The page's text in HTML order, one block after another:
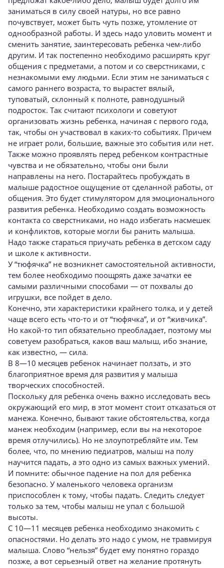
заниматься в силу своей натуры, но все равно
почувствует, может быть чуть позже, утомление от
однообразной работы. И здесь надо уловить момент и
сменить занятие, заинтересовать ребенка чем-либо
другим. И так постепенно необходимо расширять круг
общения с предметами, а потом и со сверстниками, с
незнакомыми ему людьми. Если этим не заниматься с
самого раннего возраста, то вырастет вялый,
туповатый, склонный к полноте, равнодушный
подросток. Так считают психологи и советуют
организовать жизнь ребенка, начиная с первого года,
так, чтобы он участвовал в каких-то событиях. Причем
не играет роли, большие, важные это события или нет.
Также можно проявлять перед ребенком контрастные
чувства и не обязательно, чтобы они были
направлены на него. Постарайтесь пробуждать в
малыше радостное ощущение от сделанной работы, от
общения. Это будет стимулятором для эмоционального
развития ребенка. Необходимо создать возможность
контакта со сверстниками, но надо избегать насмешек
и конфликтов, которые могли бы ранить малыша.
Надо также стараться приучать ребенка в детском саду
и школе к активности.
У “тюфячка” не возникнет самостоятельной активности,
тем более необходимо поощрять даже зачатки ее
самыми различными способами — от похвалы до
игрушки, все пойдет в дело.
Конечно, эти характеристики крайнего толка, и у детей
чаще всего есть что-то и от “тюфячка”, и от “живчика”.
Но какой-то тип обязательно преобладает, поэтому мы
советуем разобраться, каков ваш малыш, ибо знание,
как известно, — сила.
В 8—10 месяцев ребенок начинает ползать, и это
благоприятное время для развития у малыша
творческих способностей.
Поскольку для ребенка очень важно исследовать весь
окружающий его мир, в этот момент стоит отказаться от
манежа. Конечно, бывают такие обстоятельства, когда
манеж необходим (например, если вы на некоторое
время отлучились). Но не злоупотребляйте им. Тем
более, что, по мнению педиатров, малыш на полу
научится падать, а это одно из самых важных умений.
И помните: обычное падение на пол для ребенка
безопасно. У маленького человека организм
приспособлен к тому, чтобы падать. Следить следует
только за тем, чтобы малыш не упал с большой
высоты.
С 10—11 месяцев ребенка необходимо знакомить с
опасностями. Но делать это надо с умом, не травмируя
малыша. Слово “нельзя” будет ему понятно гораздо
позже, а вот серьезный ответ на желание протянуть